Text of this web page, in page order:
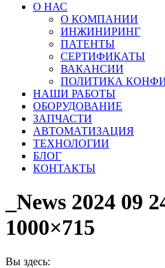
О НАС
О КОМПАНИИ
ИНЖИНИРИНГ
ПАТЕНТЫ
СЕРТИФИКАТЫ
ВАКАНСИИ
ПОЛИТИКА
НАШИ РАБОТЫ
ОБОРУДОВАНИЕ
ЗАПЧАСТИ
АВТОМАТИЗАЦИЯ
ТЕХНОЛОГИИ
БЛОГ
КОНТАКТЫ
_News 2024 09
1000×715
Вы здесь: